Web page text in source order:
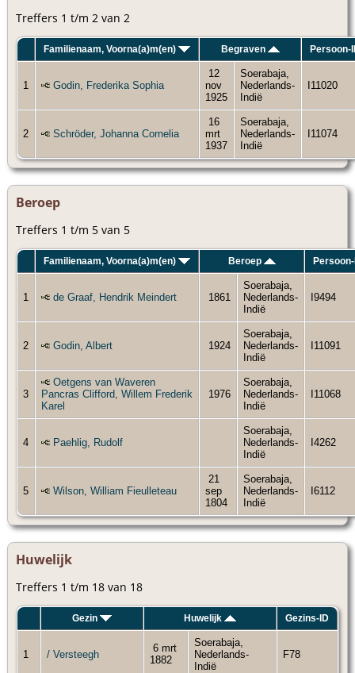
Treffers 1 t/m 2 van 2
Familienaam, Voorna(a)m(en) Begraven Persoon-
1 Godin, Frederika Sophia
12
nov
1925
Soerabaja,
Nederlands-
Indië
I11020
2 Schröder, Johanna Cornelia
16
mrt
1937
Soerabaja,
Nederlands-
Indië
I11074
Beroep
Treffers 1 t/m 5 van 5
Familienaam, Voorna(a)m(en) Beroep
1 de Graaf, Hendrik Meindert 1861
Soerabaja,
Nederlands-
Indië
I9494
2 Godin, Albert 1924
Soerabaja,
Nederlands-
Indië
I11091
3
Oetgens van Waveren
Pancras Clifford, Willem Frederik
Karel
1976
Soerabaja,
Nederlands-
Indië
I11068
4 Paehlig, Rudolf
Soerabaja,
Nederlands-
Indië
I4262
5 Wilson, William Fieulleteau
21
sep
1804
Soerabaja,
Nederlands-
Indië
I6112
Huwelijk
Treffers 1 t/m 18 van 18
Gezin Huwelijk Gezins-ID
1 / Versteegh
6 mrt
1882
Soerabaja,
Nederlands-
Indië
F78